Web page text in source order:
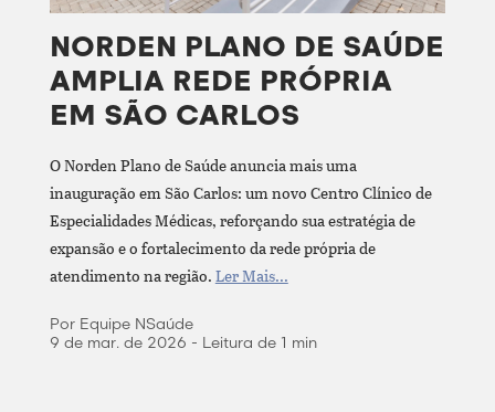
NORDEN PLANO DE SAÚDE
AMPLIA REDE PRÓPRIA
EM SÃO CARLOS
O Norden Plano de Saúde anuncia mais uma
inauguração em São Carlos: um novo Centro Clínico de
Especialidades Médicas, reforçando sua estratégia de
expansão e o fortalecimento da rede própria de
atendimento na região.Ler Mais...
Por Equipe NSaúde
9 de mar. de 2026 - Leitura de 1 min